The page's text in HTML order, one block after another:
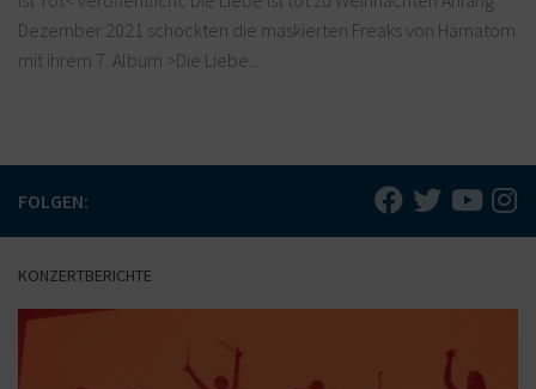
Dezember 2021 schockten die maskierten Freaks von Hämatom
mit ihrem 7. Album >Die Liebe...
FOLGEN:
KONZERTBERICHTE